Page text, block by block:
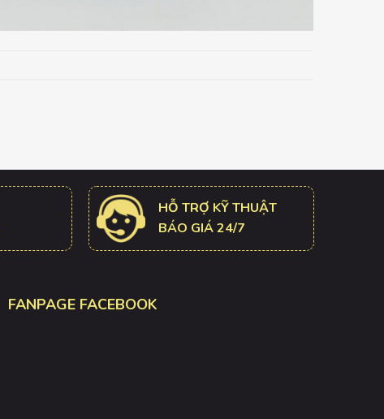
HỖ TRỢ KỸ THUẬT
BÁO GIÁ 24/7
FANPAGE FACEBOOK